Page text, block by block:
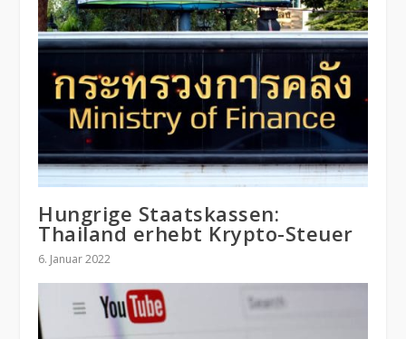
Hungrige Staatskassen:
Thailand erhebt Krypto-Steuer
6. Januar 2022